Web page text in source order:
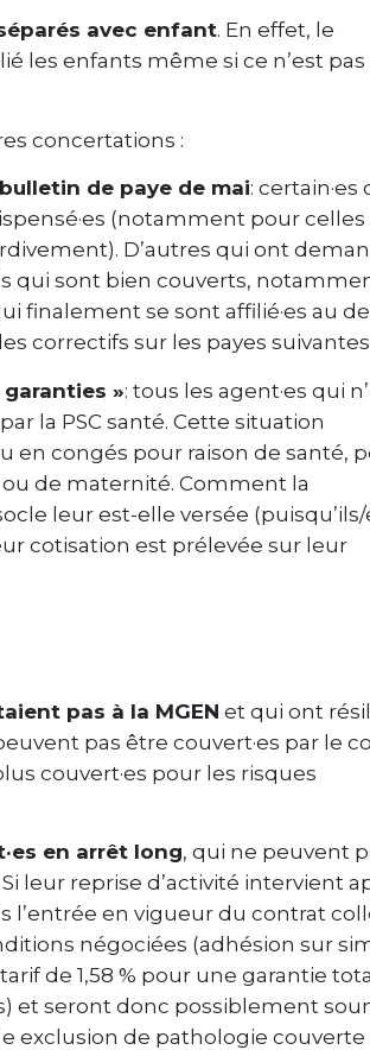
avec enfant. En effet, le
les enfants même si ce n’est pas
concertations :
de paye de mai: certain·es
(notamment pour celles
D’autres qui ont
qui sont bien couverts,
finalement se sont affilié·es au
correctifs sur les payes
»: tous les agent·es qui
la PSC santé. Cette situation
en congés pour raison de santé,
de maternité. Comment la
leur est-elle versée
cotisation est prélevée sur leur
pas à la MGEN et qui ont
pas être couvert·es par le
couvert·es pour les risques
·es en arrêt long, qui ne peuvent
leur reprise d’activité intervient
l’entrée en vigueur du contrat
négociées (adhésion sur
de 1,58 % pour une garantie
et seront donc possiblement
exclusion de pathologie couverte